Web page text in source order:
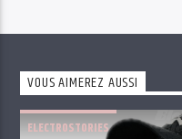
VOUS AIMEREZ AUSSI
ELECTROSTORIES